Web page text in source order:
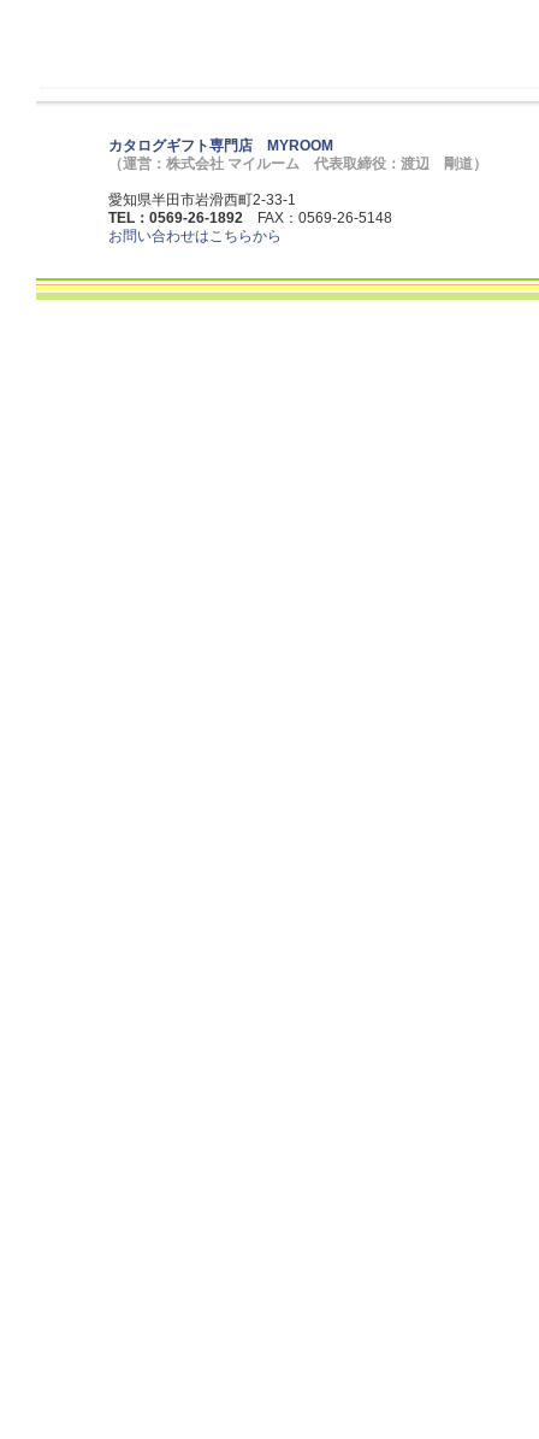
カタログギフト専門店 MYROOM
（運営：株式会社 マイルーム 代表取締役：渡辺 剛道）
愛知県半田市岩滑西町2-33-1
TEL：0569-26-1892 FAX：0569-26-5148
お問い合わせはこちらから